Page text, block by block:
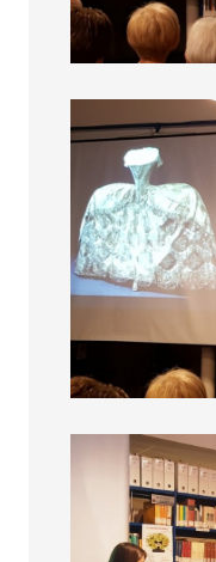
Fascino femminile
Fascino femminile